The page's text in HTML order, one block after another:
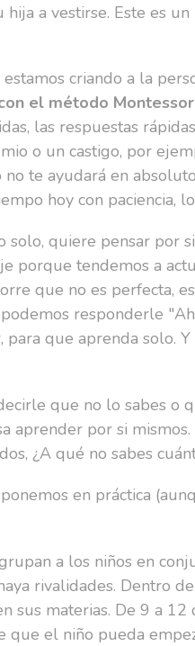
a vestirse. Este es
criando a la
el método
las respuestas
o un castigo, por
te ayudará en
hoy con paciencia,
quiere pensar por
porque tendemos a
que no es perfecta,
responderle
que aprenda solo.
que no lo sabes o
aprender por si mismos.
¿A qué no sabes
en práctica
a los niños en
rivalidades. Dentro de
sus materias. De 9 a 12
el niño pueda